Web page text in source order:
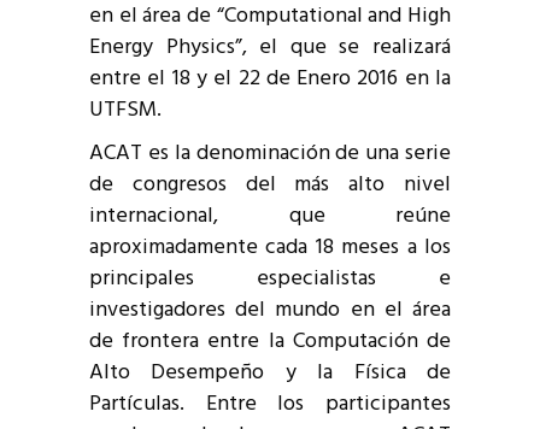
en el área de “Computational and High
Energy Physics”, el que se realizará
entre el 18 y el 22 de Enero 2016 en la
UTFSM.
ACAT es la denominación de una serie
de congresos del más alto nivel
internacional, que reúne
aproximadamente cada 18 meses a los
principales especialistas e
investigadores del mundo en el área
de frontera entre la Computación de
Alto Desempeño y la Física de
Partículas. Entre los participantes